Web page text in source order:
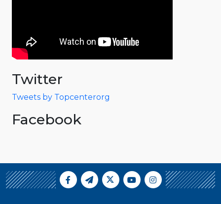
Twitter
Tweets by Topcenterorg
Facebook